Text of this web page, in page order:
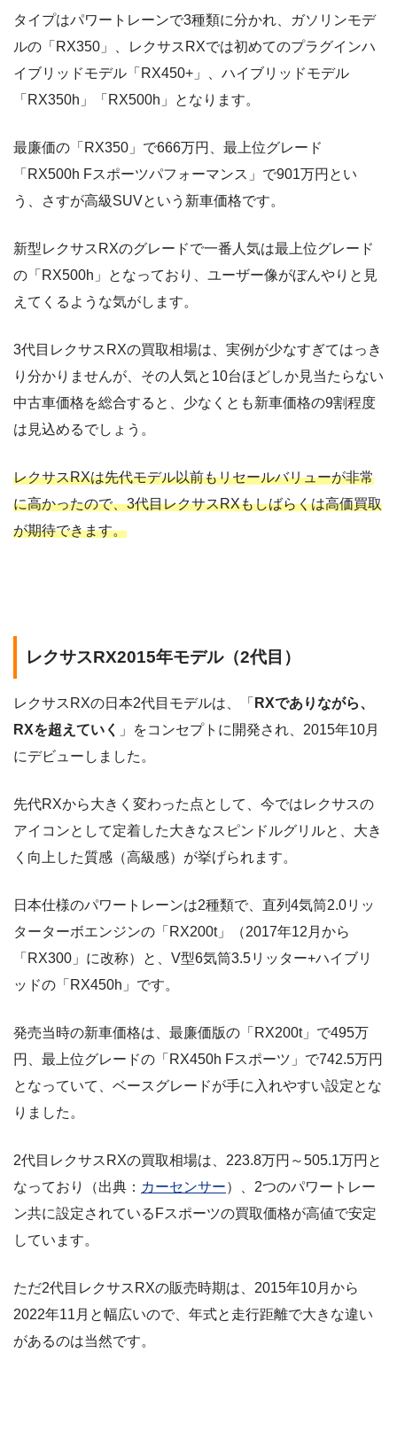
タイプはパワートレーンで3種類に分かれ、ガソリンモデ
ルの「RX350」、レクサスRXでは初めてのプラグインハ
イブリッドモデル「RX450+」、ハイブリッドモデル
「RX350h」「RX500h」となります。
最廉価の「RX350」で666万円、最上位グレード
「RX500h Fスポーツパフォーマンス」で901万円とい
う、さすが高級SUVという新車価格です。
新型レクサスRXのグレードで一番人気は最上位グレード
の「RX500h」となっており、ユーザー像がぼんやりと見
えてくるような気がします。
3代目レクサスRXの買取相場は、実例が少なすぎてはっき
り分かりませんが、その人気と10台ほどしか見当たらない
中古車価格を総合すると、少なくとも新車価格の9割程度
は見込めるでしょう。
レクサスRXは先代モデル以前もリセールバリューが非常
に高かったので、3代目レクサスRXもしばらくは高価買取
が期待できます。
レクサスRX2015年モデル（2代目）
レクサスRXの日本2代目モデルは、「 RXでありながら、
RXを超えていく 」をコンセプトに開発され、2015年10月
にデビューしました。
先代RXから大きく変わった点として、今ではレクサスの
アイコンとして定着した大きなスピンドルグリルと、大き
く向上した質感（高級感）が挙げられます。
日本仕様のパワートレーンは2種類で、直列4気筒2.0リッ
ターターボエンジンの「RX200t」（2017年12月から
「RX300」に改称）と、V型6気筒3.5リッター+ハイブリ
ッドの「RX450h」です。
発売当時の新車価格は、最廉価版の「RX200t」で495万
円、最上位グレードの「RX450h Fスポーツ」で742.5万円
となっていて、ベースグレードが手に入れやすい設定とな
りました。
2代目レクサスRXの買取相場は、223.8万円～505.1万円と
なっており（出典： カーセンサー）、2つのパワートレー
ン共に設定されているFスポーツの買取価格が高値で安定
しています。
ただ2代目レクサスRXの販売時期は、2015年10月から
2022年11月と幅広いので、年式と走行距離で大きな違い
があるのは当然です。